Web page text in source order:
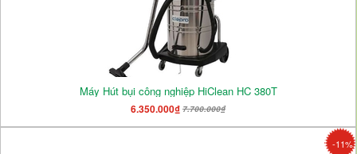
Máy Hút bụi công nghiệp HiClean HC 380T
6.350.000₫ 7.700.000₫
-11%